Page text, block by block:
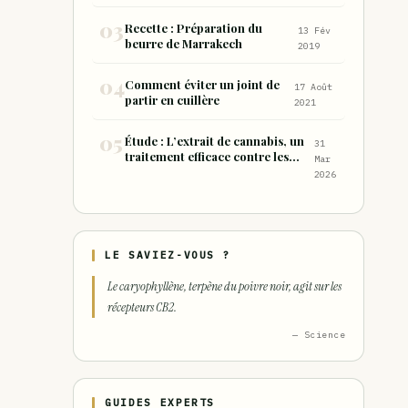
Recette : Préparation du
beurre de Marrakech
13 Fév
2019
Comment éviter un joint de
partir en cuillère
17 Août
2021
Étude : L’extrait de cannabis, un
traitement efficace contre les
31
Mar
2026
LE SAVIEZ-VOUS ?
Le caryophyllène, terpène du poivre noir, agit sur les
récepteurs CB2.
— Science
GUIDES EXPERTS